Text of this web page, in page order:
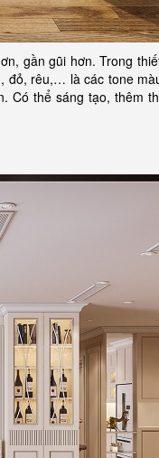
gần gũi hơn. Trong
đỏ, rêu,… là các tone
Có thể sáng tạo, thêm